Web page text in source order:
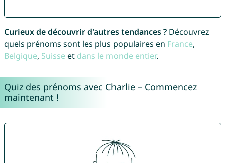
Curieux de découvrir d'autres tendances ?Découvrez
quels prénoms sont les plus populaires en France,
Belgique, Suisse et dans le monde entier.
Quiz des prénoms avec Charlie – Commencez
maintenant !